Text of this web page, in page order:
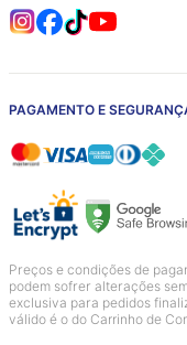
PAGAMENTO E
Preços e condições de
podem sofrer alterações
exclusiva para pedidos
válido é o do Carrinho de